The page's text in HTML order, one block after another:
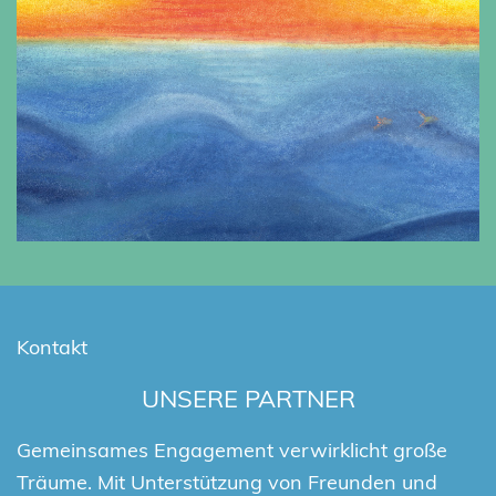
Kontakt
UNSERE PARTNER
Gemeinsames Engagement verwirklicht große
Träume. Mit Unterstützung von Freunden und